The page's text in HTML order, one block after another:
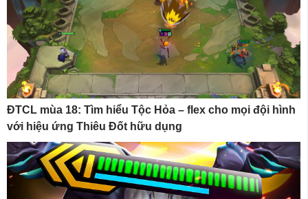
ĐTCL mùa 18: Tìm hiểu Tộc Hỏa – flex cho mọi đội hình
với hiệu ứng Thiêu Đốt hữu dụng